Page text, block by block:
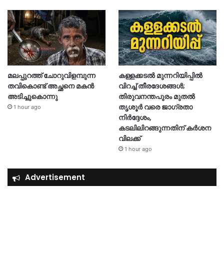
മലപ്പുറത്ത് ചോറുവിളമ്പുന്ന
തവികൊണ്ട് അച്ഛനെ മകൻ
അടിച്ചുകൊന്നു
1 hour ago
കള്ളക്കടൽ മുന്നറിയിപ്പിൽ
വിറച്ച് തീരദേശങ്ങൾ;
തിരുവനന്തപുരം മുതൽ
തൃശൂർ വരെ ജാഗ്രതാ
നിർദ്ദേശം,
കടലിലിറങ്ങുന്നതിന് കര്‍ശന
വിലക്ക്
1 hour ago
Advertisement